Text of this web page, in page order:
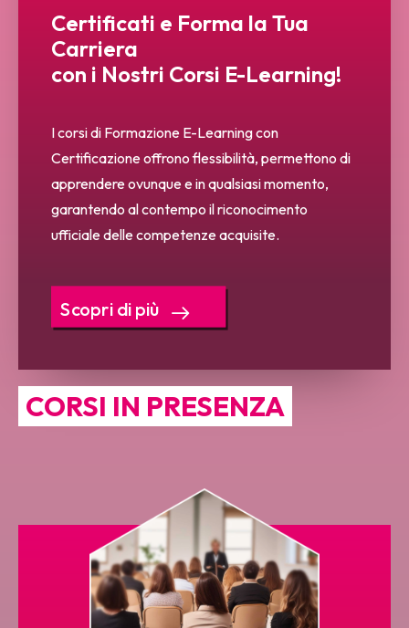
Certificati e Forma la Tua
Carriera
con i Nostri Corsi E-Learning!
I corsi di Formazione E-Learning con
Certificazione offrono flessibilità, permettono di
apprendere ovunque e in qualsiasi momento,
garantendo al contempo il riconocimento
ufficiale delle competenze acquisite.
Scopri di più
CORSI IN PRESENZA